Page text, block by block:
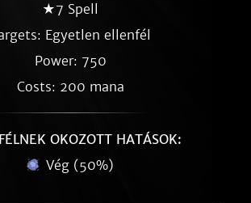
★7 Spell
Egyetlen ellenfél
Power: 750
Costs: 200 mana
OKOZOTT HATÁSOK:
Vég (50%)